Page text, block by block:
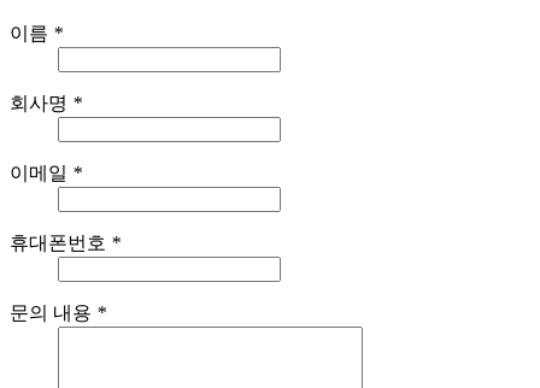
이름 *
회사명 *
이메일 *
휴대폰번호 *
문의 내용 *